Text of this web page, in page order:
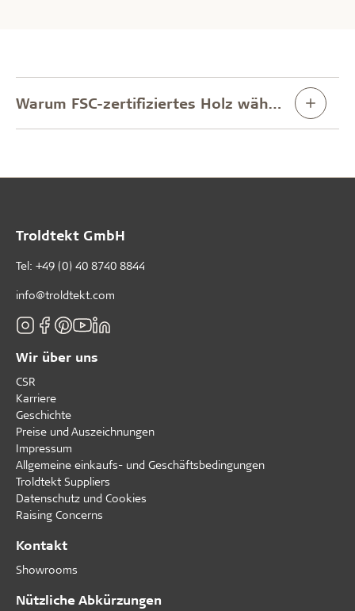
Warum FSC-zertifiziertes Holz wählen?
Troldtekt GmbH
Tel: +49 (0) 40 8740 8844
info@troldtekt.com
Wir über uns
CSR
Karriere
Geschichte
Preise und Auszeichnungen
Impressum
Allgemeine einkaufs- und Geschäftsbedingungen
Troldtekt Suppliers
Datenschutz und Cookies
Raising Concerns
Kontakt
Showrooms
Nützliche Abkürzungen